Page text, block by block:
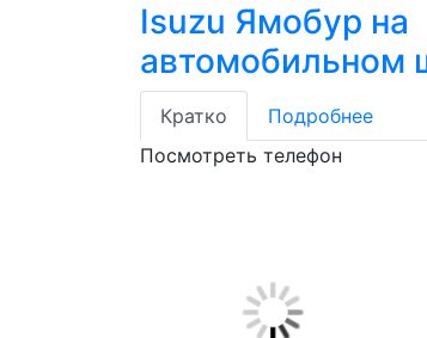
Isuzu Ямобур на
автомобильном
Кратко
Подробнее
Посмотреть телефон